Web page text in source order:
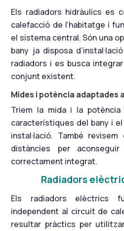
Els radiadors hidràulics es
calefacció de l’habitatge i
el sistema central. Són una
bany ja disposa
radiadors i es busca
conjunt existent.
Mides i potència adaptades a
Triem la mida i la
característiques del bany i
instal·lació. També
distàncies per
correctament integrat.
Radiadors
Els radiadors elèctrics
independent al circuit de
resultar pràctics per